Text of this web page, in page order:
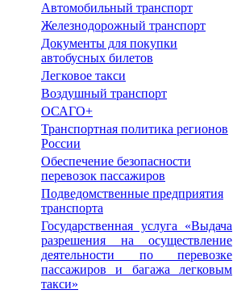
Автомобильный транспорт
Железнодорожный транспорт
Документы для покупки
автобусных билетов
Легковое такси
Воздушный транспорт
ОСАГО+
Транспортная политика регионов
России
Обеспечение безопасности
перевозок пассажиров
Подведомственные предприятия
транспорта
Государственная услуга «Выдача
разрешения на осуществление
деятельности по перевозке
пассажиров и багажа легковым
такси»